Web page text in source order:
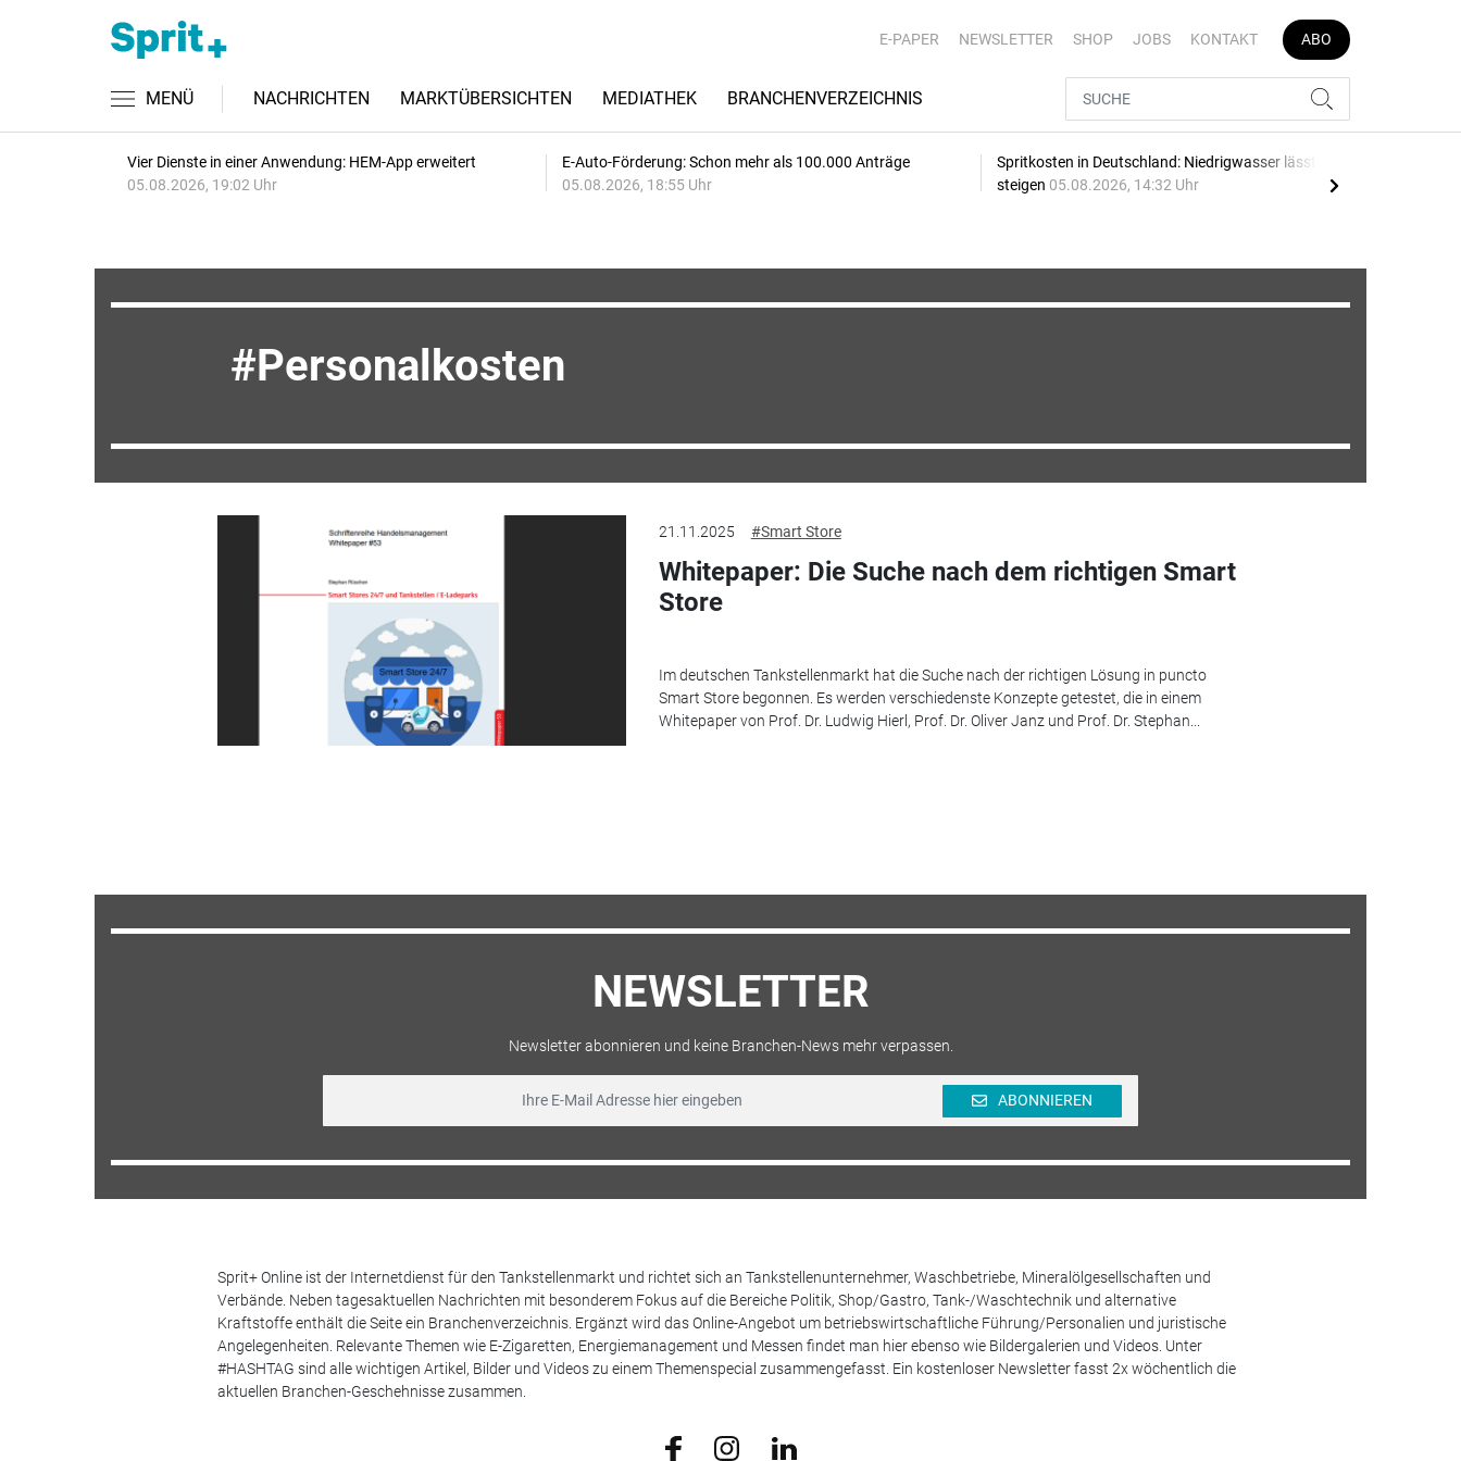
E-PAPER NEWSLETTER SHOP JOBS KONTAKT ABO
MENÜ NACHRICHTEN MARKTÜBERSICHTEN MEDIATHEK BRANCHENVERZEICHNIS
Vier Dienste in einer Anwendung: HEM-App erweitert
05.08.2026, 19:02 Uhr
E-Auto-Förderung: Schon mehr als 100.000 Anträge
05.08.2026, 18:55 Uhr
Spritkosten in Deutschland: Niedrigwasser lässt Preise
steigen 05.08.2026, 14:32 Uhr
Personalkosten
21.11.2025 #Smart Store
Whitepaper: Die Suche nach dem richtigen Smart
Store
Im deutschen Tankstellenmarkt hat die Suche nach der richtigen Lösung in puncto
Smart Store begonnen. Es werden verschiedenste Konzepte getestet, die in einem
Whitepaper von Prof. Dr. Ludwig Hierl, Prof. Dr. Oliver Janz und Prof. Dr. Stephan...
NEWSLETTER
Newsletter abonnieren und keine Branchen-News mehr verpassen.
ABONNIEREN
Sprit+ Online ist der Internetdienst für den Tankstellenmarkt und richtet sich an Tankstellenunternehmer, Waschbetriebe, Mineralölgesellschaften und
Verbände. Neben tagesaktuellen Nachrichten mit besonderem Fokus auf die Bereiche Politik, Shop/Gastro, Tank-/Waschtechnik und alternative
Kraftstoffe enthält die Seite ein Branchenverzeichnis. Ergänzt wird das Online-Angebot um betriebswirtschaftliche Führung/Personalien und juristische
Angelegenheiten. Relevante Themen wie E-Zigaretten, Energiemanagement und Messen findet man hier ebenso wie Bildergalerien und Videos. Unter
#HASHTAG sind alle wichtigen Artikel, Bilder und Videos zu einem Themenspecial zusammengefasst. Ein kostenloser Newsletter fasst 2x wöchentlich die
aktuellen Branchen-Geschehnisse zusammen.